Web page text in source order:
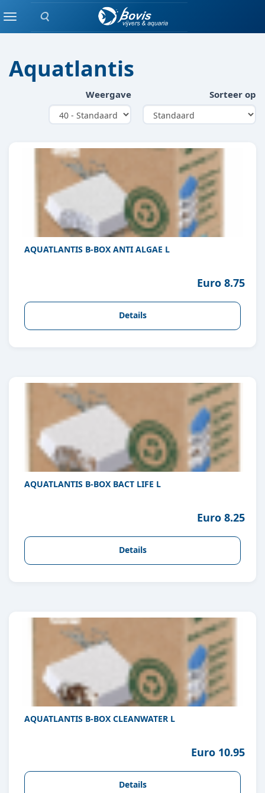
Zoeken
MenuFILTERMATERIAAL
Aquatlantis
Weergave Sorteer op
AQUATLANTIS B-BOX ANTI ALGAE L
Euro 8.75
Details
AQUATLANTIS B-BOX BACT LIFE L
Euro 8.25
Details
AQUATLANTIS B-BOX CLEANWATER L
Euro 10.95
Details